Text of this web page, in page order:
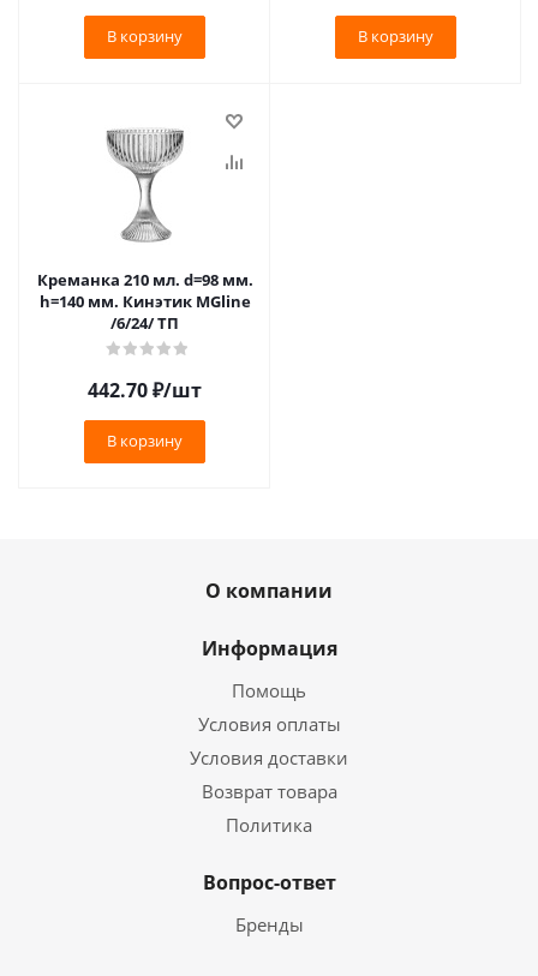
В корзину В корзину
Креманка 210 мл. d=98 мм.
h=140 мм. Кинэтик MGline
/6/24/ ТП
442.70₽/шт
В корзину
О компании
Информация
Помощь
Условия оплаты
Условия доставки
Возврат товара
Политика
Вопрос-ответ
Бренды